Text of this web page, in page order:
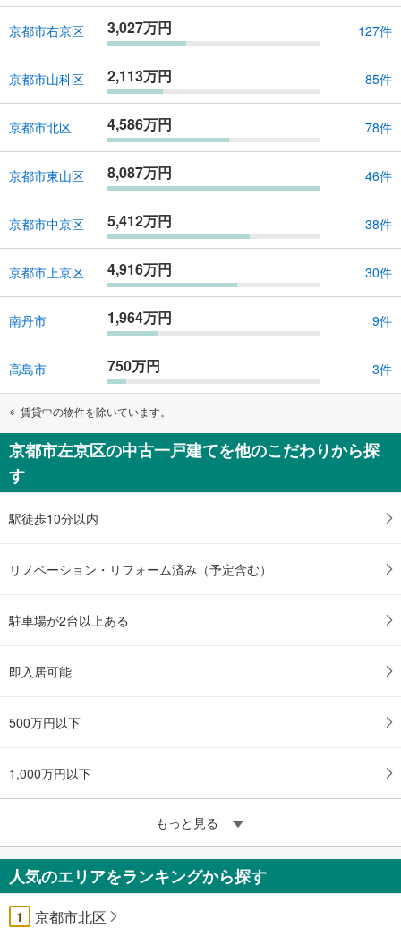
京都市右京区 3,027万円 127件
京都市山科区 2,113万円 85件
京都市北区 4,586万円 78件
京都市東山区 8,087万円 46件
京都市中京区 5,412万円 38件
京都市上京区 4,916万円 30件
南丹市 1,964万円 9件
高島市 750万円 3件
賃貸中の物件を除いています。
京都市左京区の中古一戸建てを他のこだわりから探
す
駅徒歩10分以内
リノベーション・リフォーム済み（予定含む）
駐車場が2台以上ある
即入居可能
500万円以下
1,000万円以下
もっと見る
人気のエリアをランキングから探す
1 京都市北区